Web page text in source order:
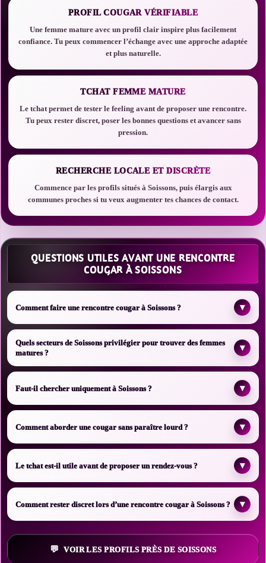
PROFIL COUGAR VÉRIFIABLE
Une femme mature avec un profil clair inspire plus facilement
confiance. Tu peux commencer l’échange avec une approche adaptée
et plus naturelle.
TCHAT FEMME MATURE
Le tchat permet de tester le feeling avant de proposer une rencontre.
Tu peux rester discret, poser les bonnes questions et avancer sans
pression.
RECHERCHE LOCALE ET DISCRÈTE
Commence par les profils situés à Soissons, puis élargis aux
communes proches si tu veux augmenter tes chances de contact.
QUESTIONS UTILES AVANT UNE RENCONTRE
COUGAR À SOISSONS
Comment faire une rencontre cougar à Soissons ? ▾
Quels secteurs de Soissons privilégier pour trouver des femmes
matures ?
▾
Faut-il chercher uniquement à Soissons ? ▾
Comment aborder une cougar sans paraître lourd ? ▾
Le tchat est-il utile avant de proposer un rendez-vous ? ▾
Comment rester discret lors d’une rencontre cougar à Soissons ? ▾
VOIR LES PROFILS PRÈS DE SOISSONS